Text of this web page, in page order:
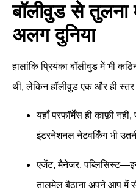
बॉलीवुड से तुलना
अलग दुनिया
हालांकि प्रियंका बॉलीवुड में भी
थीं, लेकिन हॉलीवुड एक और ही
यहाँ परफॉर्मेंस ही काफ़ी
इंटरनेशनल नेटवर्किंग भी
एजेंट, मैनेजर,
तालमेल बैठाना अपने आप में